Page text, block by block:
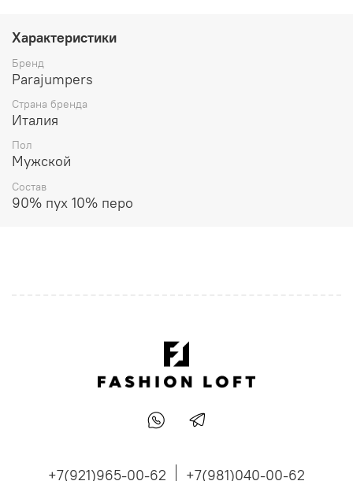
Характеристики
Бренд
Parajumpers
Страна бренда
Италия
Пол
Мужской
Состав
90% пух 10% перо
+7(921)965-00-62 +7(981)040-00-62